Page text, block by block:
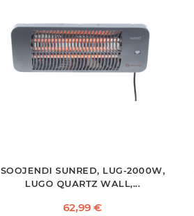
SOOJENDI SUNRED, LUG-2000W,
LUGO QUARTZ WALL,...
Hind
62,99 €